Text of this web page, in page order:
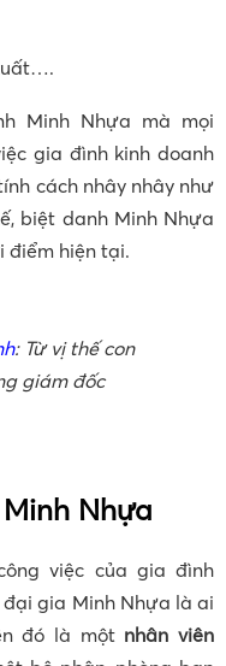
Minh Nhựa mà mọi
gia đình kinh doanh
cách nhây nhây như
biệt danh Minh Nhựa
điểm hiện tại.
: Từ vị thế con
giám đốc
Nhựa
việc của gia đình
gia Minh Nhựa là ai
đó là một nhân viên